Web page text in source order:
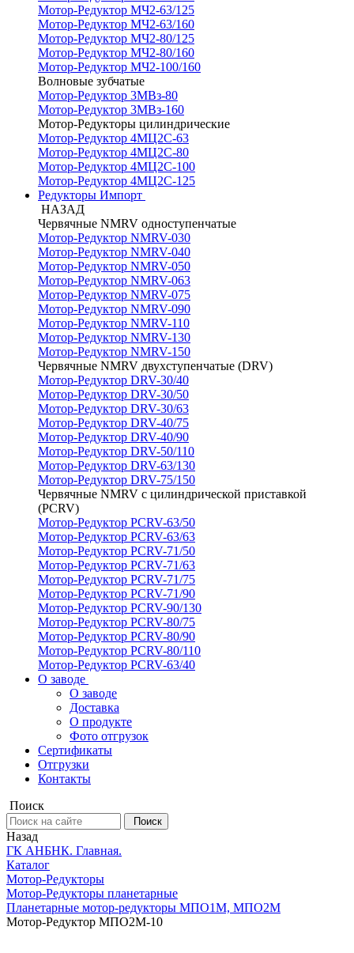
Мотор-Редуктор МЧ2-63/125
Мотор-Редуктор МЧ2-63/160
Мотор-Редуктор МЧ2-80/125
Мотор-Редуктор МЧ2-80/160
Мотор-Редуктор МЧ2-100/160
Волновые зубчатые
Мотор-Редуктор 3МВз-80
Мотор-Редуктор 3МВз-160
Мотор-Редукторы цилиндрические
Мотор-Редуктор 4МЦ2С-63
Мотор-Редуктор 4МЦ2С-80
Мотор-Редуктор 4МЦ2С-100
Мотор-Редуктор 4МЦ2С-125
Редукторы Импорт
НАЗАД
Червячные NMRV одноступенчатые
Мотор-Редуктор NMRV-030
Мотор-Редуктор NMRV-040
Мотор-Редуктор NMRV-050
Мотор-Редуктор NMRV-063
Мотор-Редуктор NMRV-075
Мотор-Редуктор NMRV-090
Мотор-Редуктор NMRV-110
Мотор-Редуктор NMRV-130
Мотор-Редуктор NMRV-150
Червячные NMRV двухступенчатые (DRV)
Мотор-Редуктор DRV-30/40
Мотор-Редуктор DRV-30/50
Мотор-Редуктор DRV-30/63
Мотор-Редуктор DRV-40/75
Мотор-Редуктор DRV-40/90
Мотор-Редуктор DRV-50/110
Мотор-Редуктор DRV-63/130
Мотор-Редуктор DRV-75/150
Червячные NMRV с цилиндрической приставкой
(PCRV)
Мотор-Редуктор PCRV-63/50
Мотор-Редуктор PCRV-63/63
Мотор-Редуктор PCRV-71/50
Мотор-Редуктор PCRV-71/63
Мотор-Редуктор PCRV-71/75
Мотор-Редуктор PCRV-71/90
Мотор-Редуктор PCRV-90/130
Мотор-Редуктор PCRV-80/75
Мотор-Редуктор PCRV-80/90
Мотор-Редуктор PCRV-80/110
Мотор-Редуктор PCRV-63/40
О заводе
О заводе
Доставка
О продукте
Фото отгрузок
Сертификаты
Отгрузки
Контакты
Поиск
Поиск
Назад
ГК АНБНК. Главная.
Каталог
Мотор-Редукторы
Мотор-Редукторы планетарные
Планетарные мотор‑редукторы МПО1М, МПО2М
Мотор-Редуктор МПО2М-10